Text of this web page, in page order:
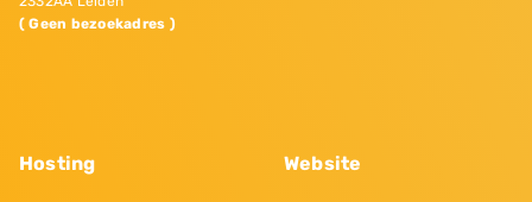
( Geen bezoekadres )
Hosting Website